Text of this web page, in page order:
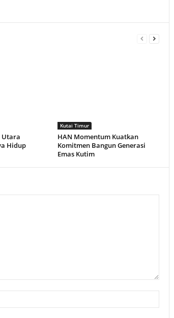
Utara
Hidup
Kutai Timur
HAN Momentum Kuatkan
Komitmen Bangun Generasi
Emas Kutim